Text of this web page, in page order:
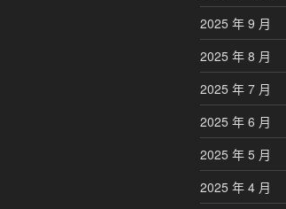
2025 年 9 月
2025 年 8 月
2025 年 7 月
2025 年 6 月
2025 年 5 月
2025 年 4 月